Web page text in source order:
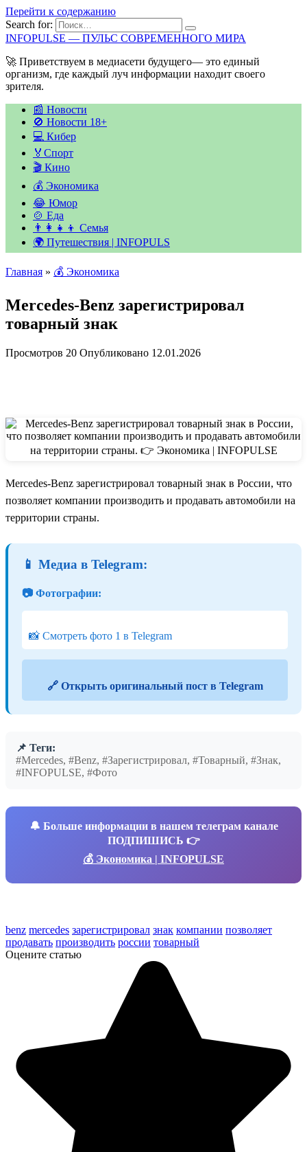
Перейти к содержанию
Search for:
INFOPULSE — ПУЛЬС СОВРЕМЕННОГО МИРА
🚀 Приветствуем в медиасети будущего— это единый
организм, где каждый луч информации находит своего
зрителя.
📰 Новости
🚫 Новости 18+
💻 Кибер
🏅Спорт
🎬 Кино
💰 Экономика
😂 Юмор
🍲 Еда
👨‍👩‍👧‍👦 Семья
🌍 Путешествия | INFOPULS
Главная » 💰 Экономика
Mercedes-Benz зарегистрировал
товарный знак
Просмотров 20 Опубликовано 12.01.2026
Mercedes-Benz зарегистрировал товарный знак в России, что
позволяет компании производить и продавать автомобили на
территории страны.
📱 Медиа в Telegram:
📷 Фотографии:
📸 Смотреть фото 1 в Telegram
🔗 Открыть оригинальный пост в Telegram
📌 Теги:
#Mercedes, #Benz, #Зарегистрировал, #Товарный, #Знак,
#INFOPULSE, #Фото
🔔 Больше информации в нашем телеграм канале
ПОДПИШИСЬ 👉
💰 Экономика | INFOPULSE
benz mercedes зарегистрировал знак компании позволяет
продавать производить россии товарный
Оцените статью